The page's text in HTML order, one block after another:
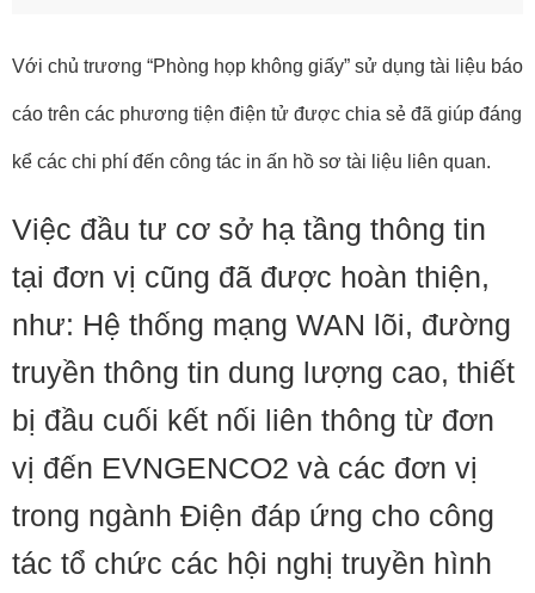
Với chủ trương “Phòng họp không giấy” sử dụng tài liệu báo
cáo trên các phương tiện điện tử được chia sẻ đã giúp đáng
kể các chi phí đến công tác in ấn hồ sơ tài liệu liên quan.
Việc đầu tư cơ sở hạ tầng thông tin
tại đơn vị cũng đã được hoàn thiện,
như: Hệ thống mạng WAN lõi, đường
truyền thông tin dung lượng cao, thiết
bị đầu cuối kết nối liên thông từ đơn
vị đến EVNGENCO2 và các đơn vị
trong ngành Điện đáp ứng cho công
tác tổ chức các hội nghị truyền hình